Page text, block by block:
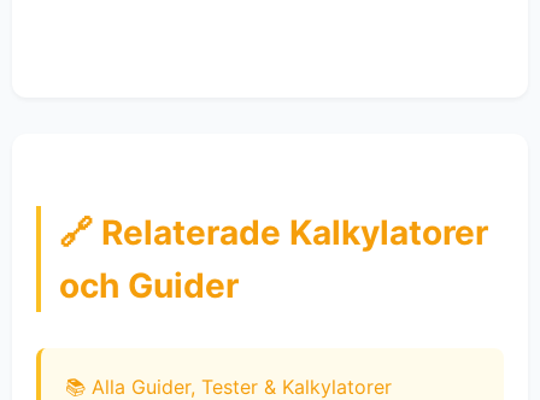
🔗 Relaterade Kalkylatorer
och Guider
📚 Alla Guider, Tester & Kalkylatorer